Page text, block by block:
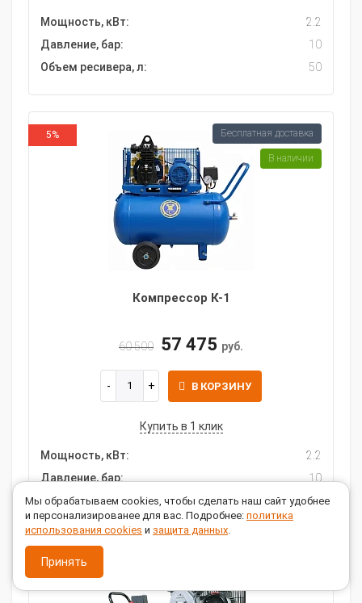
Мощность, кВт:
2.2
Давление, бар:
10
Объем ресивера, л:
50
5%
Компрессор К-1
60 500 57 475 руб.
В КОРЗИНУ
Купить в 1 клик
Мощность, кВт:
2.2
Давление, бар:
10
Объем ресивера, л:
100
Бесплатная доставка
В наличии
Мы обрабатываем cookies, чтобы сделать наш сайт удобнее
и персонализированее для вас. Подробнее: политика
использования cookies и защита данных.
Принять